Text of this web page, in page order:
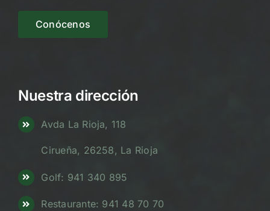
Conócenos
Nuestra dirección
Avda La Rioja, 118
Cirueña, 26258, La Rioja
Golf: 941 340 895
Restaurante: 941 48 70 70